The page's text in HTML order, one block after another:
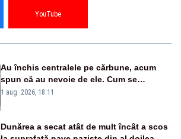
YouTube
Au închis centralele pe cărbune, acum
spun că au nevoie de ele. Cum se
pasează vina în plină criză energetică
1 aug. 2026, 18:11
Dunărea a secat atât de mult încât a scos